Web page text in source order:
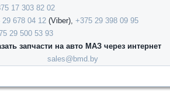
17 303 82 02
29 678 04 12 (Viber),+375 29 398 09 95
29 500 53 93
запчасти на авто МАЗ через интернет
sales@bmd.by